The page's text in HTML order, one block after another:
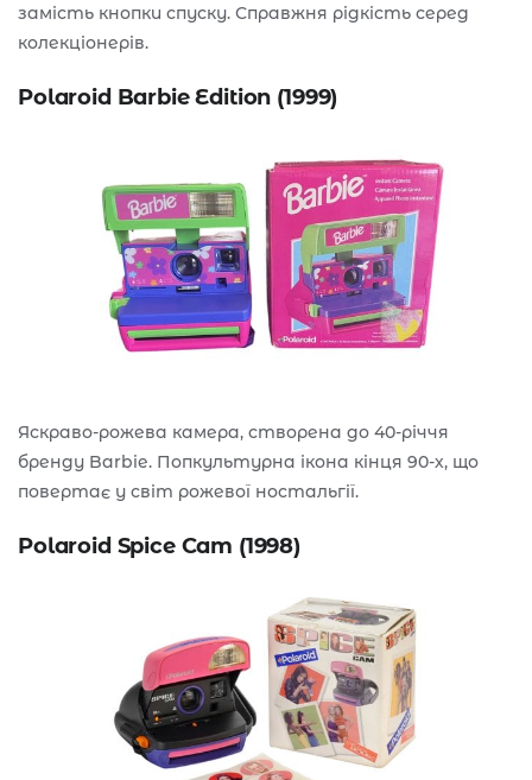
замість кнопки спуску. Справжня рідкість серед
колекціонерів.
Polaroid Barbie Edition (1999)
Яскраво-рожева камера, створена до 40-річчя
бренду Barbie. Попкультурна ікона кінця 90-х, що
повертає у світ рожевої ностальгії.
Polaroid Spice Cam (1998)